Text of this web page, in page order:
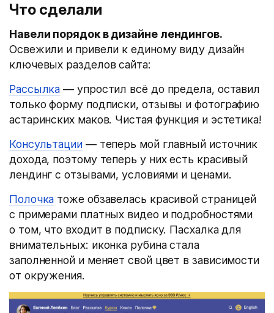
Что сделали
Навели порядок в дизайне лендингов.
Освежили и привели к единому виду дизайн
ключевых разделов сайта:
Рассылка — упростил всё до предела, оставил
только форму подписки, отзывы и фотографию
астаринских маков. Чистая функция и эстетика!
Консультации— теперь мой главный источник
дохода, поэтому теперь у них есть красивый
лендинг с отзывами, условиями и ценами.
Полочка тоже обзавелась красивой страницей
с примерами платных видео и подробностями
о том, что входит в подписку. Пасхалка для
внимательных: иконка рубина стала
заполненной и меняет свой цвет в зависимости
от окружения.